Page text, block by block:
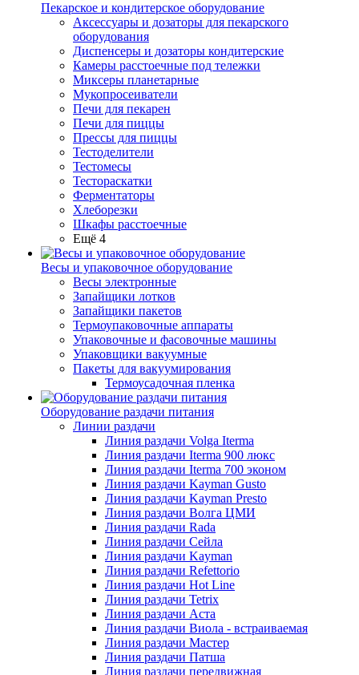
Пекарское и кондитерское оборудование
Аксессуары и дозаторы для пекарского
оборудования
Диспенсеры и дозаторы кондитерские
Камеры расстоечные под тележки
Миксеры планетарные
Мукопросеиватели
Печи для пекарен
Печи для пиццы
Прессы для пиццы
Тестоделители
Тестомесы
Тестораскатки
Ферментаторы
Хлеборезки
Шкафы расстоечные
Ещё 4
Весы и упаковочное оборудование
Весы электронные
Запайщики лотков
Запайщики пакетов
Термоупаковочные аппараты
Упаковочные и фасовочные машины
Упаковщики вакуумные
Пакеты для вакуумирования
Термоусадочная пленка
Оборудование раздачи питания
Линии раздачи
Линия раздачи Volga Iterma
Линия раздачи Iterma 900 люкс
Линия раздачи Iterma 700 эконом
Линия раздачи Kayman Gusto
Линия раздачи Kayman Presto
Линия раздачи Волга ЦМИ
Линия раздачи Rada
Линия раздачи Сейла
Линия раздачи Kayman
Линия раздачи Refettorio
Линия раздачи Hot Line
Линия раздачи Tetrix
Линия раздачи Аста
Линия раздачи Виола - встраиваемая
Линия раздачи Мастер
Линия раздачи Патша
Линия раздачи передвижная